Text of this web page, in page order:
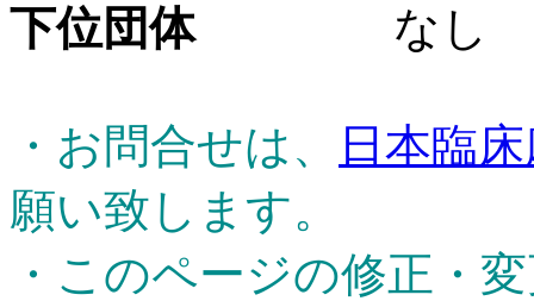
下位団体なし
・お問合せは、
日本臨
願い致します。
・このページの修正・